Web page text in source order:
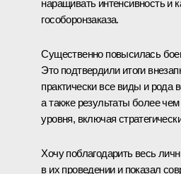
наращивать интенсивность и
гособоронзаказа.
Существенно повысилась
Это подтвердили итоги
практически все виды и рода
а также результаты более
уровня, включая
Хочу поблагодарить весь
в их проведении и показал